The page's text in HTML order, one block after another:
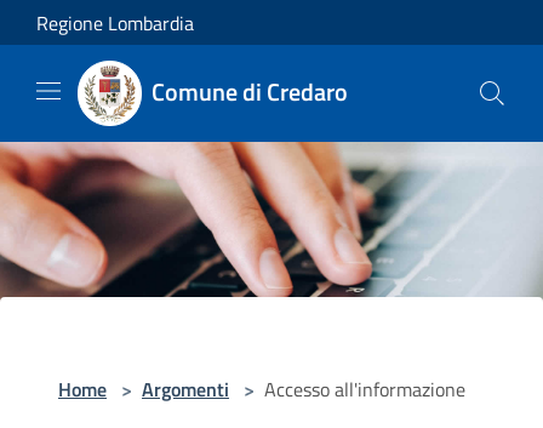
Salta al contenuto principale
Regione Lombardia
Comune di Credaro
Home > Argomenti > Accesso all'informazione